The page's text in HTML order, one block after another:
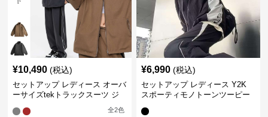
¥10,490 (税込)
セットアップ レディース オーバ
ーサイズtekトラックスーツ ジ
全2色
¥6,990 (税込)
セットアップ レディース Y2K
スポーティモノトーンツーピー